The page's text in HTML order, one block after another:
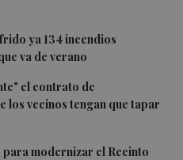
ya 134 incendios
va de verano
el contrato de
los vecinos tengan que tapar
modernizar el Recinto